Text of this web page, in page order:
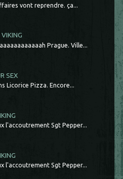
vont reprendre. ça...
Prague. Ville...
SEX
Licorice Pizza. Encore...
l'accoutrement Sgt Pepper...
l'accoutrement Sgt Pepper...